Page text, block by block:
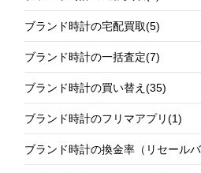
ブランド時計の宅配買取(5)
ブランド時計の一括査定(7)
ブランド時計の買い替え(35)
ブランド時計のフリマアプリ(1)
ブランド時計の換金率（リセール